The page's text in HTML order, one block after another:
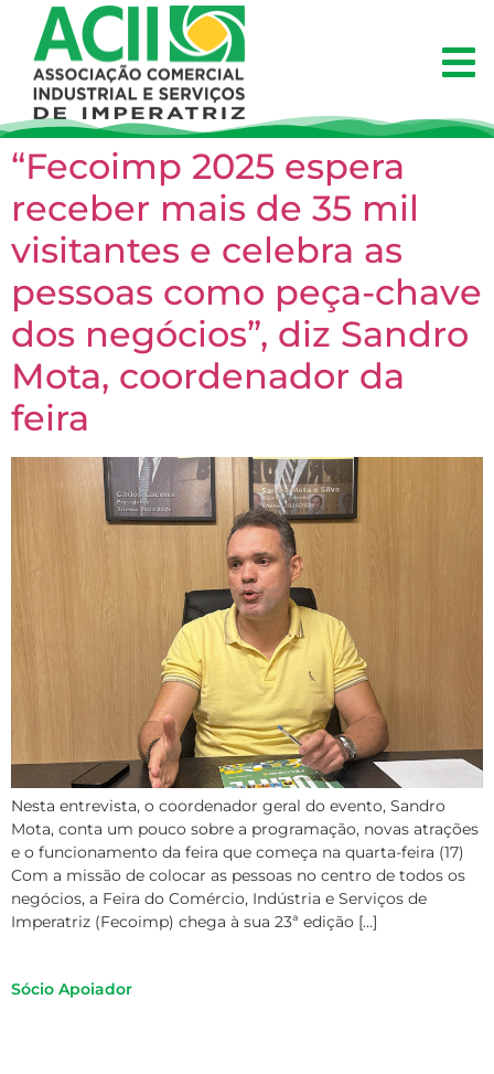
“Fecoimp 2025 espera
receber mais de 35 mil
visitantes e celebra as
pessoas como peça-chave
dos negócios”, diz Sandro
Mota, coordenador da
feira
Nesta entrevista, o coordenador geral do evento, Sandro
Mota, conta um pouco sobre a programação, novas atrações
e o funcionamento da feira que começa na quarta-feira (17)
Com a missão de colocar as pessoas no centro de todos os
negócios, a Feira do Comércio, Indústria e Serviços de
Imperatriz (Fecoimp) chega à sua 23ª edição […]
Sócio Apoiador